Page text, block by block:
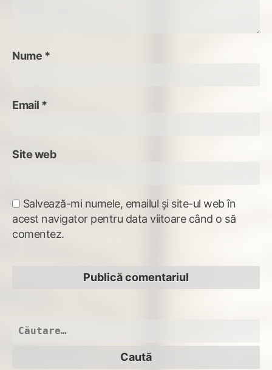
Nume *
Email *
Site web
Salvează-mi numele, emailul și site-ul web în
acest navigator pentru data viitoare când o să
comentez.
Caută